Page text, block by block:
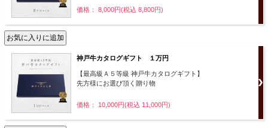
価格： 8,000円(税込 8,800円)
神戸牛カタログギフト １万円
【最高級Ａ５等級 神戸牛カタログギフト】
先方様にお選び頂く贈り物
価格： 10,000円(税込 11,000円)